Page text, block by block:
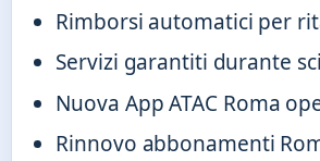
Rimborsi automatici per
Servizi garantiti durante
Nuova App ATAC Roma
Rinnovo abbonamenti